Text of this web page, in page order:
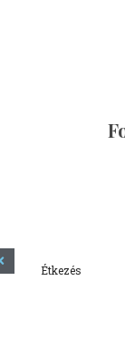
Étkezés